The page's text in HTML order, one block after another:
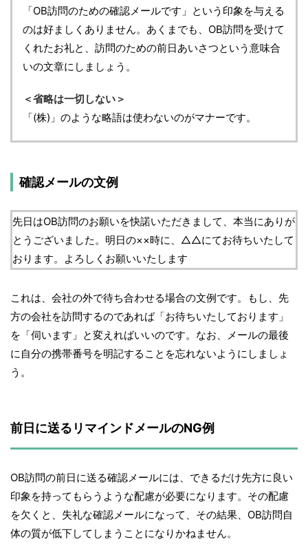
「OB訪問のための確認メールです」という印象を与える
のは好ましくありません。あくまでも、OB訪問を受けて
くれたお礼と、訪問のための前日あいさつという意味合
いの文章にしましょう。
＜省略は一切しない＞
「(株)」のような略語は使わないのがマナーです。
確認メールの文例
先日はOB訪問のお願いを快諾いただきまして、本当にありが
とうございました。明日の××時に、△△にてお待ちいたして
おります。よろしくお願いいたします
これは、会社の外で待ち合わせる場合の文例です。もし、先
方の会社を訪問するのであれば「お待ちいたしております」
を「伺います」と変えればいいのです。なお、メールの最後
に自分の携帯番号を明記することを忘れないようにしましょ
う。
前日に送るリマインドメールのNG例
OB訪問の前日に送る確認メールには、できるだけ先方に良い
印象を持ってもらうような配慮が必要になります。その配慮
を欠くと、失礼な確認メールになって、その結果、OB訪問自
体の質が低下してしまうことになりかねません。